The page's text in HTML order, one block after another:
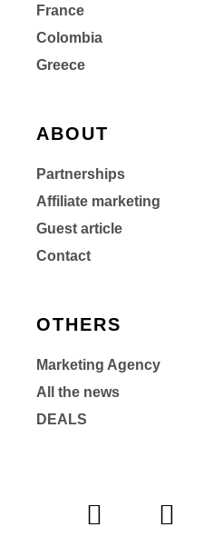
France
Colombia
Greece
ABOUT
Partnerships
Affiliate marketing
Guest article
Contact
OTHERS
Marketing Agency
All the news
DEALS